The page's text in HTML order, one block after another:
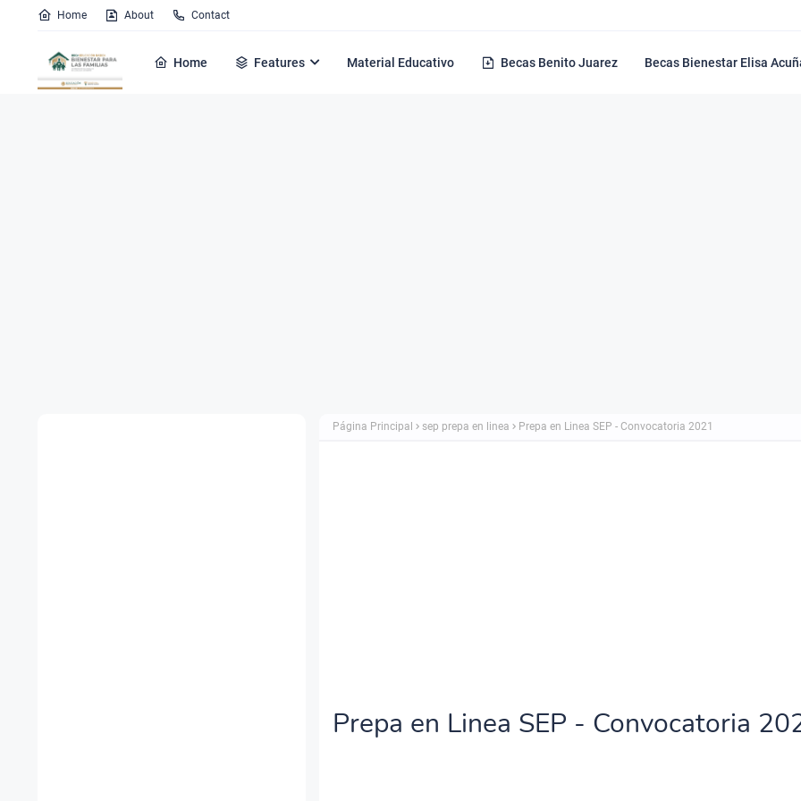
Home About Contact
Home Features Material Educativo Becas Benito Juarez Becas Bienestar Elisa
Página Principal sep prepa en linea Prepa en Linea SEP - Convocatoria 2021
Prepa en Linea SEP - Convocatoria